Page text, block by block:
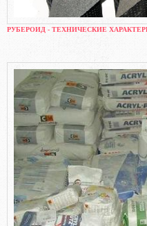
РУБЕРОИД - ТЕХНИЧЕСКИЕ